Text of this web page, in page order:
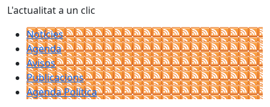
L'actualitat a un clic
Notícies
Agenda
Avisos
Publicacions
Agenda Política